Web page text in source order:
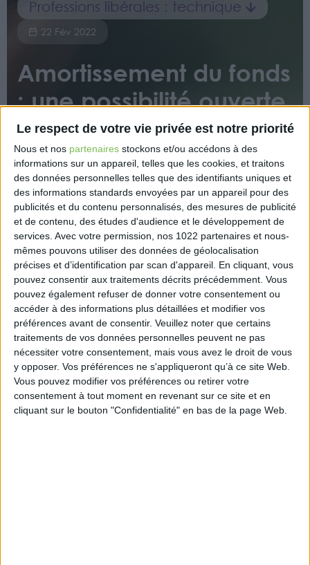
Le respect de votre vie privée est notre priorité
Nous et nos partenaires stockons et/ou accédons à des
informations sur un appareil, telles que les cookies, et traitons
des données personnelles telles que des identifiants uniques et
des informations standards envoyées par un appareil pour des
publicités et du contenu personnalisés, des mesures de publicité
et de contenu, des études d'audience et le développement de
services. Avec votre permission, nos 1022 partenaires et nous-
mêmes pouvons utiliser des données de géolocalisation
précises et d’identification par scan d'appareil. En cliquant, vous
pouvez consentir aux traitements décrits précédemment. Vous
pouvez également refuser de donner votre consentement ou
accéder à des informations plus détaillées et modifier vos
préférences avant de consentir. Veuillez noter que certains
traitements de vos données personnelles peuvent ne pas
nécessiter votre consentement, mais vous avez le droit de vous
y opposer. Vos préférences ne s'appliqueront qu’à ce site Web.
Vous pouvez modifier vos préférences ou retirer votre
consentement à tout moment en revenant sur ce site et en
cliquant sur le bouton "Confidentialité" en bas de la page Web.
Professions libérales : technique
22 Fév 2022
Amortissement du fonds
: une possibilité ouverte
aux professionnels
libéraux ?
La loi de finances 2022 a ouvert la possibilité de
déduire du résultat fiscal l’amortissement du fonds
de commerce, sous conditions, sans appliquer
explicitement la disposition aux professionnels
libéraux. Toutefois, le 8 février 2022, le ministre
délégué chargé des PME a confirmé que les
titulaires de BNC peuvent également en bénéficier.
Une position confirmée dans la notice de la
déclaration 2035 mise en ligne sur le site
impots.gouv.fr.